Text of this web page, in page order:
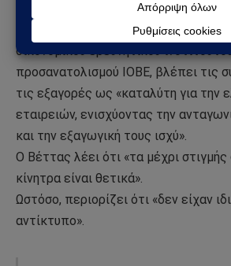
Ο Νίκος Βέττας, καθηγητής στο
Πανεπιστήμιο Αθηνών και γενικός
οικονομικού ερευνητικού
προσανατολισμού ΙΟΒΕ, βλέπει τις
τις εξαγορές ως «καταλύτη για την
εταιρειών, ενισχύοντας την
και την εξαγωγική τους ισχύ».
Ο Βέττας λέει ότι «τα μέχρι
κίνητρα είναι θετικά».
Ωστόσο, περιορίζει ότι «δεν είχαν
αντίκτυπο».